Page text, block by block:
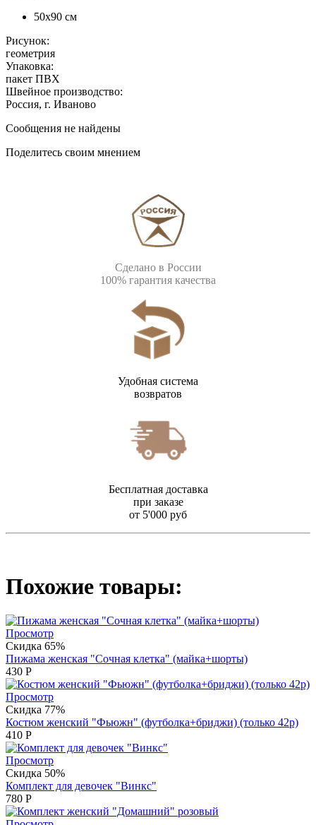
50х90 см
Рисунок:
геометрия
Упаковка:
пакет ПВХ
Швейное производство:
Россия, г. Иваново
Сообщения не найдены
Поделитесь своим мнением
Сделано в России
100% гарантия качества
Удобная система
возвратов
Бесплатная доставка
при заказе
от 5'000 руб
Похожие товары:
Просмотр
Скидка 65%
Пижама женская "Сочная клетка" (майка+шорты)
430 Р
Просмотр
Скидка 77%
Костюм женский "Фьюжн" (футболка+бриджи) (только 42р)
410 Р
Просмотр
Скидка 50%
Комплект для девочек "Винкс"
780 Р